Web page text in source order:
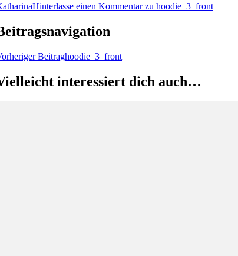
Hinterlasse einen Kommentarzu hoodie_3_front
Beitraghoodie_3_front
interessiert dich auch…